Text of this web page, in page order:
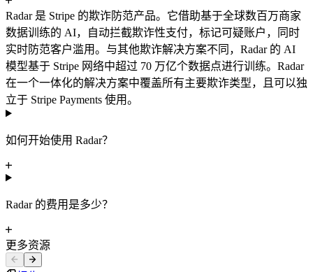
Radar 是 Stripe 的欺诈防范产品。它借助基于全球数百万商家
数据训练的 AI，自动拦截欺诈性支付，标记可疑账户，同时
实时防范客户滥用。与其他欺诈解决方案不同，Radar 的 AI
模型基于 Stripe 网络中超过 70 万亿个数据点进行训练。Radar
在一个一体化的解决方案中覆盖所有主要欺诈类型，且可以独
立于 Stripe Payments 使用。
如何开始使用 Radar？
Radar 的费用是多少？
更多资源